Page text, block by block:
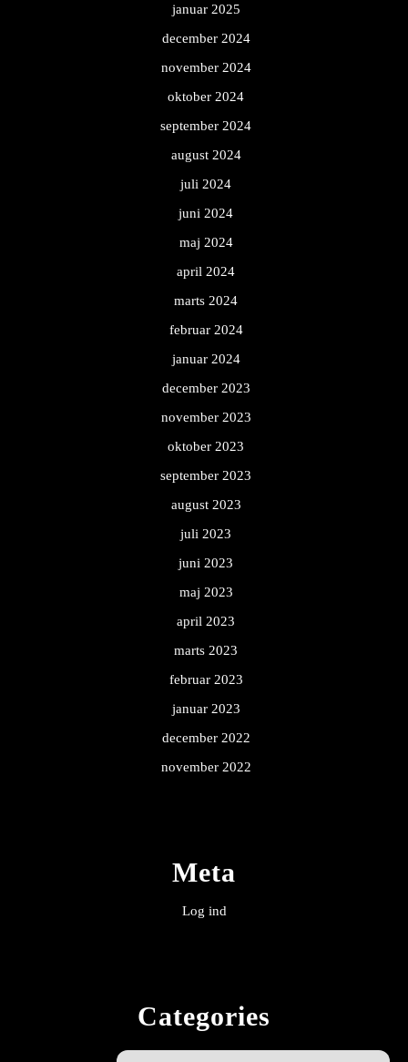
januar 2025
december 2024
november 2024
oktober 2024
september 2024
august 2024
juli 2024
juni 2024
maj 2024
april 2024
marts 2024
februar 2024
januar 2024
december 2023
november 2023
oktober 2023
september 2023
august 2023
juli 2023
juni 2023
maj 2023
april 2023
marts 2023
februar 2023
januar 2023
december 2022
november 2022
Meta
Log ind
Categories
Alle guides